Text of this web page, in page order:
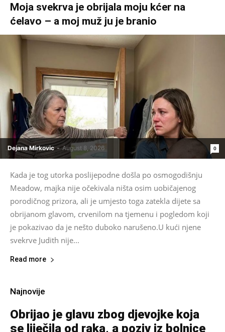
Moja svekrva je obrijala moju kćer na
ćelavo – a moj muž ju je branio
Dejana Mirkovic - August 8, 2026 0
Kada je tog utorka poslijepodne došla po osmogodišnju
Meadow, majka nije očekivala ništa osim uobičajenog
porodičnog prizora, ali je umjesto toga zatekla dijete sa
obrijanom glavom, crvenilom na tjemenu i pogledom koji
je pokazivao da je nešto duboko narušeno.U kući njene
svekrve Judith nije...
Read more
Najnovije
Obrijao je glavu zbog djevojke koja
se liječila od raka, a poziv iz bolnice